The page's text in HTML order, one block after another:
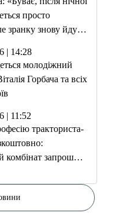
просто
зранку знову йду
| 14:28
молодіжний
Горбача та всіх
| 11:52
тракториста-
комбінат запрошує